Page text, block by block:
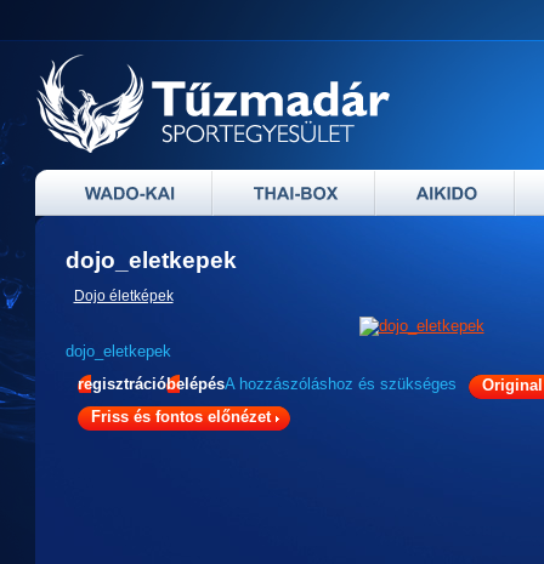
dojo_eletkepek
Dojo életképek
dojo_eletkepek
A hozzászóláshoz
regisztráció és
belépés szükséges
Original
Friss és fontos előnézet